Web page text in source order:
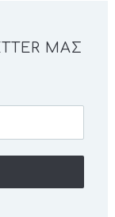
ΜΑΣ